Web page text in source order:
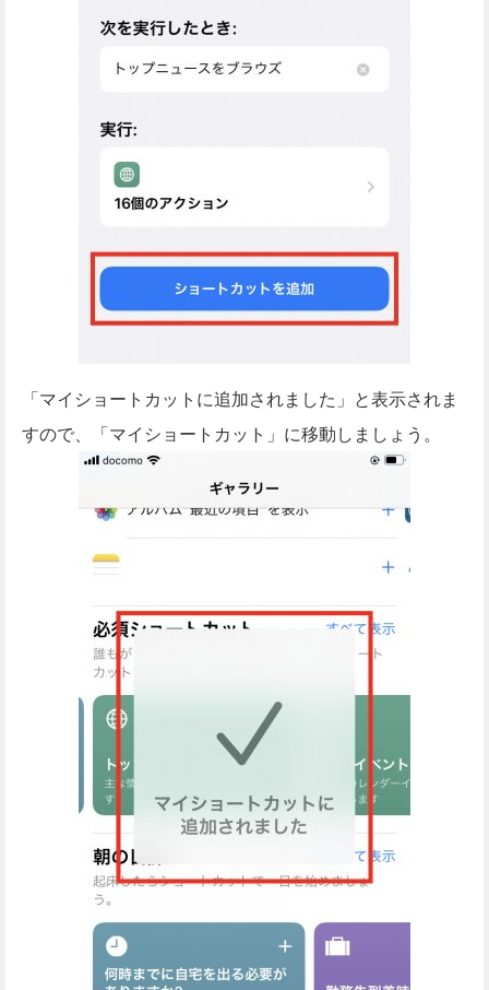
「マイショートカットに追加されました」と表示されま
すので、「マイショートカット」に移動しましょう。